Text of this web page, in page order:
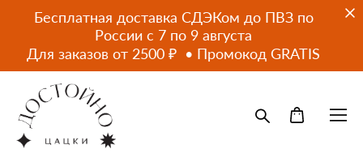
Бесплатная доставка СДЭКом до ПВЗ по
России с 7 по 9 августа
Для заказов от 2500 ₽ • Промокод GRATIS